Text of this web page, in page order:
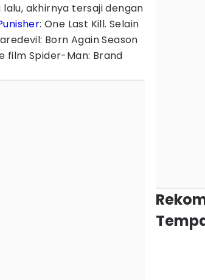
akhirnya tersaji dengan
: One Last Kill. Selain
Born Again Season
film Spider-Man: Brand